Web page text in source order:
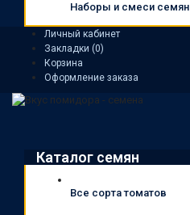
Наборы и смеси семян
Личный кабинет
Закладки (0)
Корзина
Оформление заказа
Каталог семян
Все сорта томатов